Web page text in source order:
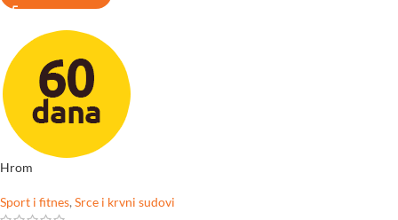
Hrom
Sport i fitnes, Srce i krvni sudovi